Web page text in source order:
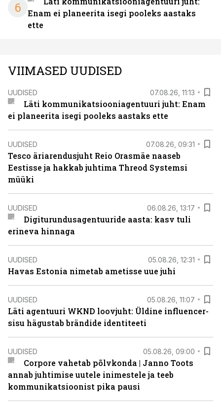
6
Enam ei planeerita isegi pooleks aastaks
ette
VIIMASED UUDISED
UUDISED 07.08.26, 11:13
Läti kommunikatsiooniagentuuri juht: Enam
ei planeerita isegi pooleks aastaks ette
UUDISED 07.08.26, 09:31
Tesco äriarendusjuht Reio Orasmäe naaseb
Eestisse ja hakkab juhtima Threod Systemsi
müüki
UUDISED 06.08.26, 13:17
Digiturundusagentuuride aasta: kasv tuli
erineva hinnaga
UUDISED 05.08.26, 12:31
Havas Estonia nimetab ametisse uue juhi
UUDISED 05.08.26, 11:07
Läti agentuuri WKND loovjuht: Üldine influencer-
sisu hägustab brändide identiteeti
UUDISED 05.08.26, 09:00
Corpore vahetab põlvkonda | Janno Toots
annab juhtimise uutele inimestele ja teeb
kommunikatsioonist pika pausi